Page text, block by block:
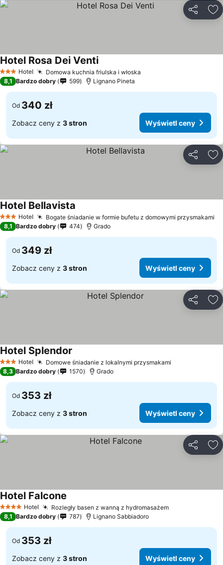
3 Kategoria
Hotel Domowa kuchnia friulska i włoska
Hotel Rosa Dei Venti
8,1 Bardzo dobry 599 Lignano Pineta
Od 340 zł
Zobacz ceny z 3 stron Wyświetl ceny
3 Kategoria
Hotel Bogate śniadanie w formie bufetu z domowymi przysmakami
Hotel Bellavista
8,1 Bardzo dobry 474 Grado
Od 349 zł
Zobacz ceny z 3 stron Wyświetl ceny
3 Kategoria
Hotel Domowe śniadanie z lokalnymi przysmakami
Hotel Splendor
8,3 Bardzo dobry 1570 Grado
Od 353 zł
Zobacz ceny z 3 stron Wyświetl ceny
4 KategoriaHotel Rozległy basen z wanną z hydromasażem
Hotel Falcone
8,1 Bardzo dobry 787 Lignano Sabbiadoro
Od 353 zł
Zobacz ceny z 3 stron Wyświetl ceny